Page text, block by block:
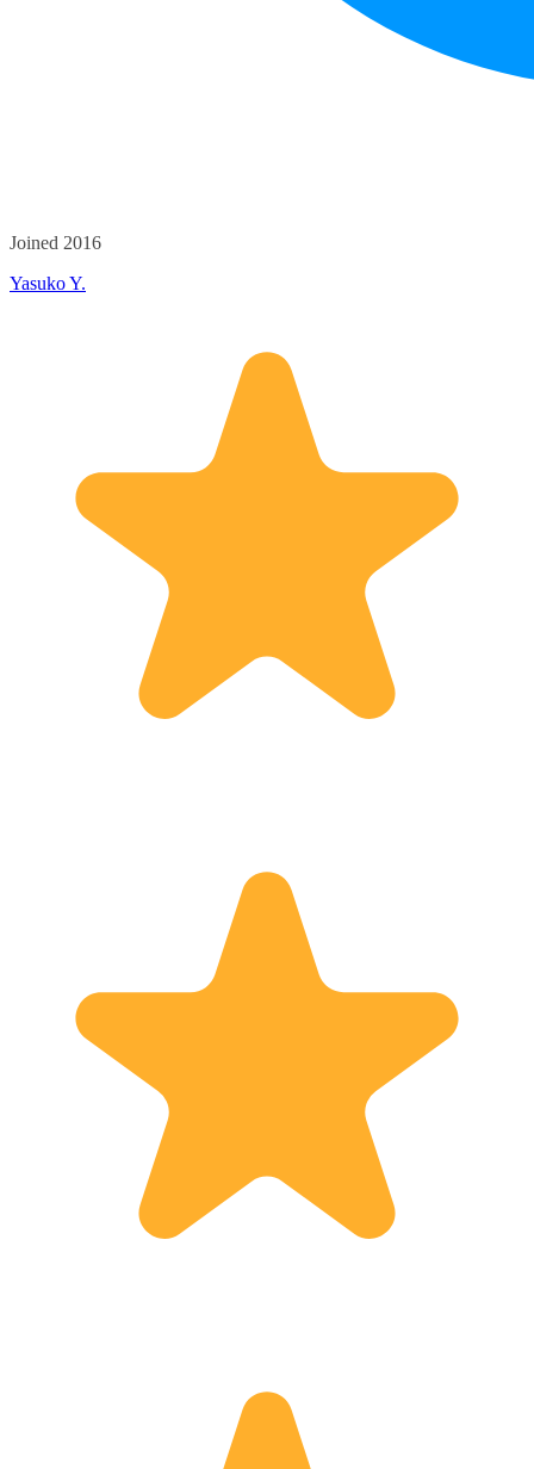
Joined 2016
Yasuko Y.